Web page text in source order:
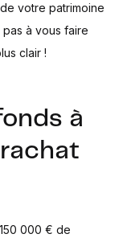
votre patrimoine
à vous faire
clair !
à
000 € de